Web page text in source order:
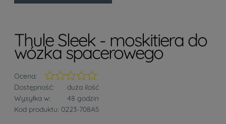
Thule Sleek - moskitiera do
wózka spacerowego
Ocena:
Dostępność:
duża ilość
Wysyłka w:
48 godzin
Kod produktu: 0223-708A5